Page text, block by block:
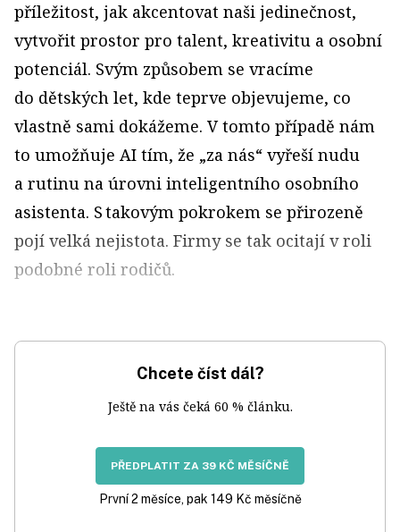
příležitost, jak akcentovat naši jedinečnost,
vytvořit prostor pro talent, kreativitu a osobní
potenciál. Svým způsobem se vracíme
do dětských let, kde teprve objevujeme, co
vlastně sami dokážeme. V tomto případě nám
to umožňuje AI tím, že „za nás“ vyřeší nudu
a rutinu na úrovni inteligentního osobního
asistenta. S takovým pokrokem se přirozeně
pojí velká nejistota. Firmy se tak ocitají v roli
podobné roli rodičů.
Chcete číst dál?
Ještě na vás čeká 60 % článku.
PŘEDPLATIT ZA 39 KČ MĚSÍČNĚ
První 2 měsíce, pak 149 Kč měsíčně